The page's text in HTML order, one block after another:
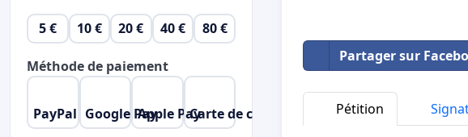
Partager sur
Pétition
5 € 10 € 20 € 40 € 80 €
Méthode de paiement
PayPal Google PayApple PayCarte de crédit